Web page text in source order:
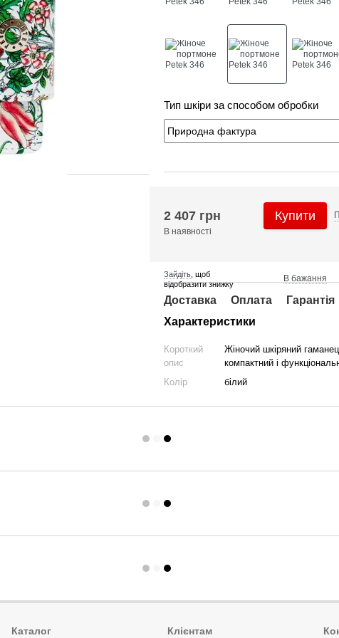
Тип шкіри за способом обробки
2 407 грн
В наявності
Купити
Зайдіть , щоб
відобразити знижку
В бажання
Доставка Оплата
Гарантія
Характеристики
Короткий
опис
Жіночий шкіряний
компактний і
Колір
білий
Каталог Клієнтам